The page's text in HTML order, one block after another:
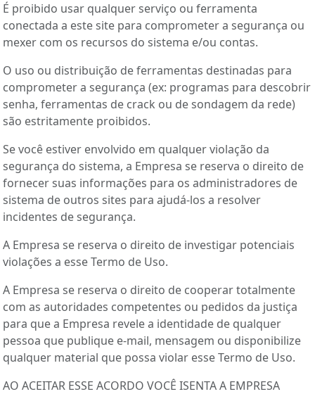
É proibido usar qualquer serviço ou ferramenta
conectada a este site para comprometer a segurança ou
mexer com os recursos do sistema e/ou contas.
O uso ou distribuição de ferramentas destinadas para
comprometer a segurança (ex: programas para descobrir
senha, ferramentas de crack ou de sondagem da rede)
são estritamente proibidos.
Se você estiver envolvido em qualquer violação da
segurança do sistema, a Empresa se reserva o direito de
fornecer suas informações para os administradores de
sistema de outros sites para ajudá-los a resolver
incidentes de segurança.
A Empresa se reserva o direito de investigar potenciais
violações a esse Termo de Uso.
A Empresa se reserva o direito de cooperar totalmente
com as autoridades competentes ou pedidos da justiça
para que a Empresa revele a identidade de qualquer
pessoa que publique e-mail, mensagem ou disponibilize
qualquer material que possa violar esse Termo de Uso.
AO ACEITAR ESSE ACORDO VOCÊ ISENTA A EMPRESA